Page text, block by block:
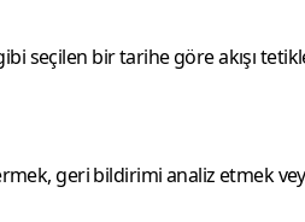
seçilen bir tarihe göre akışı
geri bildirimi analiz etmek